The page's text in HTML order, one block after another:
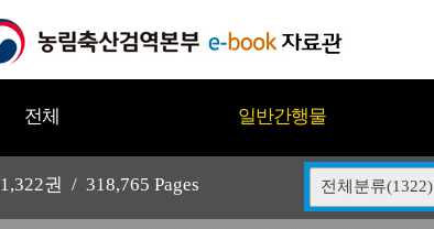
전체 일반간행물
1,322권 / 318,765 Pages 전체분류(1322)